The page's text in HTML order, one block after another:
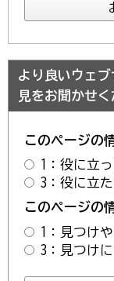
より良いウェ
見をお聞かせく
このページの
1：役に立
3：役に立
このページの
1：見つけ
3：見つけ